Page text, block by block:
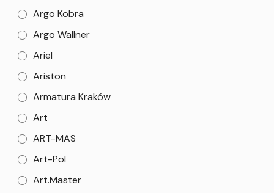
Argo Kobra
Argo Wallner
Ariel
Ariston
Armatura Kraków
Art
ART-MAS
Art-Pol
Art.Master